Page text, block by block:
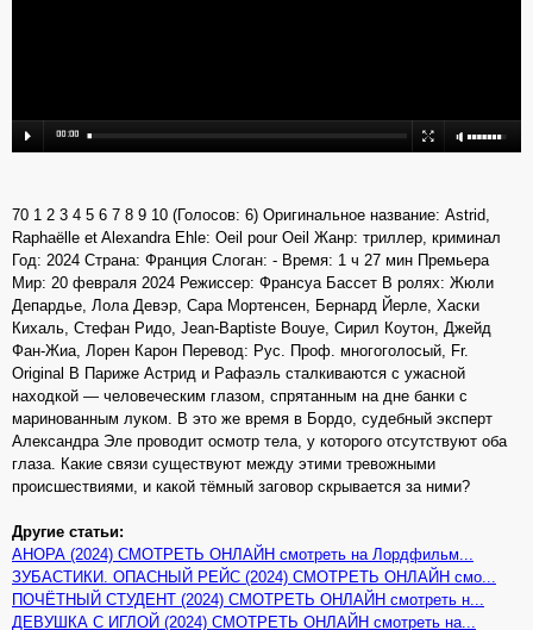
70 1 2 3 4 5 6 7 8 9 10 (Голосов: 6) Оригинальное название: Astrid,
Raphaëlle et Alexandra Ehle: Oeil pour Oeil Жанр: триллер, криминал
Год: 2024 Страна: Франция Слоган: - Время: 1 ч 27 мин Премьера
Мир: 20 февраля 2024 Режиссер: Франсуа Бассет В ролях: Жюли
Депардье, Лола Девэр, Сара Мортенсен, Бернард Йерле, Хаски
Кихаль, Стефан Ридо, Jean-Baptiste Bouye, Сирил Коутон, Джейд
Фан-Жиа, Лорен Карон Перевод: Рус. Проф. многоголосый, Fr.
Original В Париже Астрид и Рафаэль сталкиваются с ужасной
находкой — человеческим глазом, спрятанным на дне банки с
маринованным луком. В это же время в Бордо, судебный эксперт
Александра Эле проводит осмотр тела, у которого отсутствуют оба
глаза. Какие связи существуют между этими тревожными
происшествиями, и какой тёмный заговор скрывается за ними?
Другие статьи:
АНОРА (2024) СМОТРЕТЬ ОНЛАЙН смотреть на Лордфильм...
ЗУБАСТИКИ. ОПАСНЫЙ РЕЙС (2024) СМОТРЕТЬ ОНЛАЙН смо...
ПОЧЁТНЫЙ СТУДЕНТ (2024) СМОТРЕТЬ ОНЛАЙН смотреть н...
ДЕВУШКА С ИГЛОЙ (2024) СМОТРЕТЬ ОНЛАЙН смотреть на...